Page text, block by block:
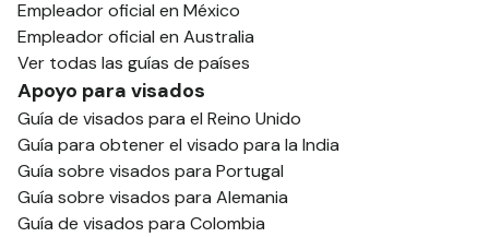
Empleador oficial en México
Empleador oficial en Australia
Ver todas las guías de países
Apoyo para visados
Guía de visados para el Reino Unido
Guía para obtener el visado para la India
Guía sobre visados para Portugal
Guía sobre visados para Alemania
Guía de visados para Colombia